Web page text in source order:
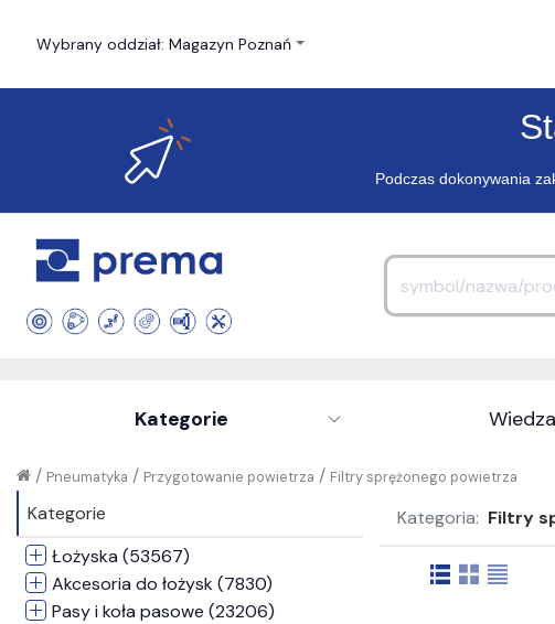
Wybrany oddział: Magazyn Poznań
Podczas dokonywania
Kategorie
Filtry sprężonego powietrza
/
Przygotowanie powietrza
/
Pneumatyka
/
Kategorie
Łożyska (53567)
Akcesoria do łożysk (7830)
Pasy i koła pasowe (23206)
Kategoria: Filtry